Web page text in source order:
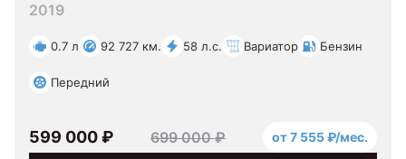
2019
0.7 л 92 727 км. 58 л.с. Вариатор Бензин
Передний
599 000 ₽ 699 000 ₽ от 7 555 ₽/мес.